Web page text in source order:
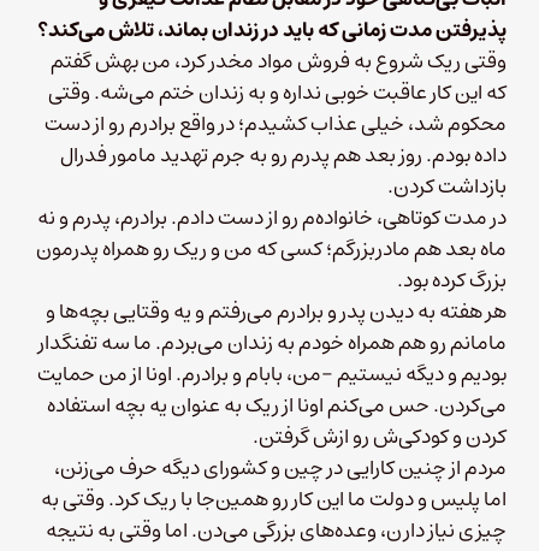
پذیرفتن مدت زمانی که باید در زندان بماند، تلاش می‌کند؟
وقتی ریک شروع به فروش مواد مخدر کرد، من بهش گفتم
که این کار عاقبت خوبی نداره و به زندان ختم می‌شه. وقتی
محکوم شد، خیلی عذاب کشیدم؛ در واقع برادرم رو از دست
داده بودم. روز بعد هم پدرم رو به جرم تهدید مامور فدرال
بازداشت کردن.
در مدت کوتاهی، خانواده‌م رو از دست دادم. برادرم، پدرم و نه
ماه بعد هم مادربزرگم؛ کسی که من و ریک رو همراه پدرمون
بزرگ کرده بود.
هر هفته به دیدن پدر و برادرم می‌رفتم و یه وقتایی بچه‌ها و
مامانم رو هم همراه خودم به زندان می‌بردم. ما سه تفنگدار
بودیم و دیگه نیستیم -من، بابام و برادرم. اونا از من حمایت
می‌کردن. حس می‌کنم اونا از ریک به عنوان یه بچه استفاده
کردن و کودکی‌ش رو ازش گرفتن.
مردم از چنین کارایی در چین و کشورای دیگه حرف می‌زنن،
اما پلیس و دولت ما این کار رو همین‌جا با ریک کرد. وقتی به
چیزی نیاز دارن، وعده‌های بزرگی می‌دن. اما وقتی به نتیجه